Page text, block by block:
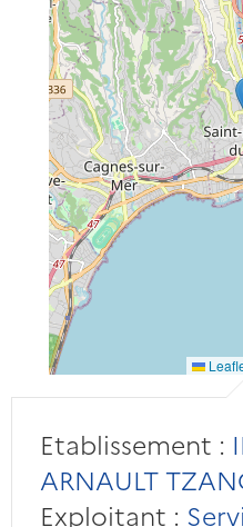
Etablissement :
ARNAULT
Exploitant :